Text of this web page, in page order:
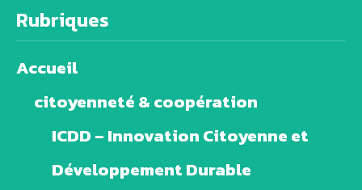
Rubriques
Accueil
citoyenneté & coopération
ICDD – Innovation Citoyenne et
Développement Durable